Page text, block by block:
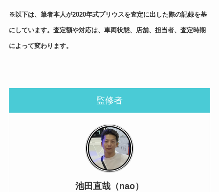
※以下は、筆者本人が2020年式プリウスを査定に出した際の記録を基
にしています。査定額や対応は、車両状態、店舗、担当者、査定時期
によって変わります。
監修者
池田直哉（nao）